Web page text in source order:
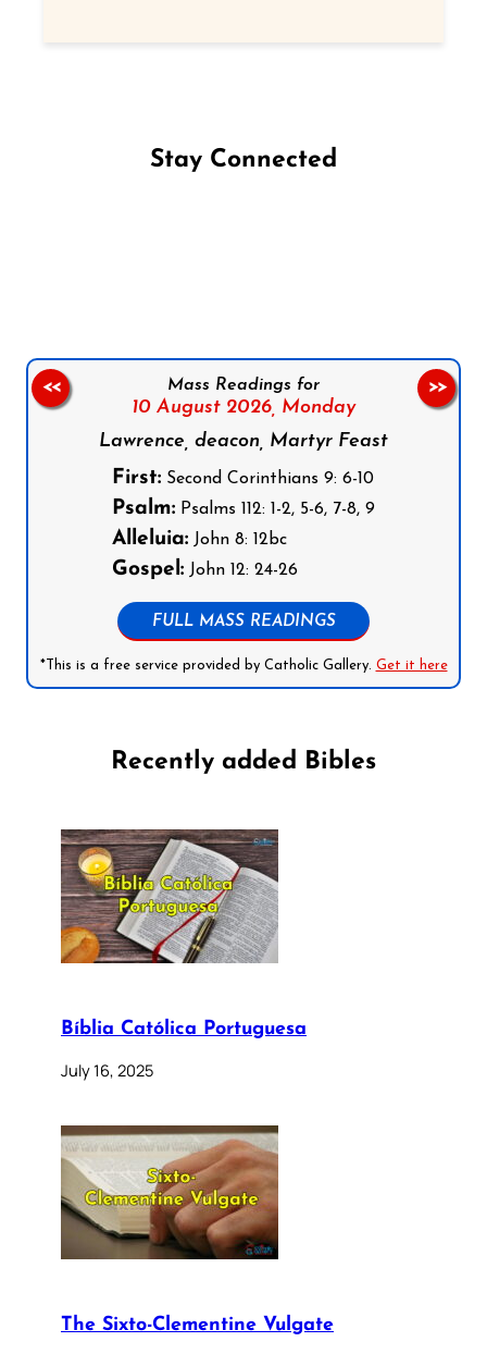
Stay Connected
Mass Readings for
10 August 2026, Monday
Lawrence, deacon, Martyr Feast
First: Second Corinthians 9: 6-10
Psalm: Psalms 112: 1-2, 5-6, 7-8, 9
Alleluia: John 8: 12bc
Gospel: John 12: 24-26
FULL MASS READINGS
*This is a free service provided by Catholic Gallery. Get it here
<< >>
Recently added Bibles
Bíblia Católica Portuguesa
July 16, 2025
The Sixto-Clementine Vulgate